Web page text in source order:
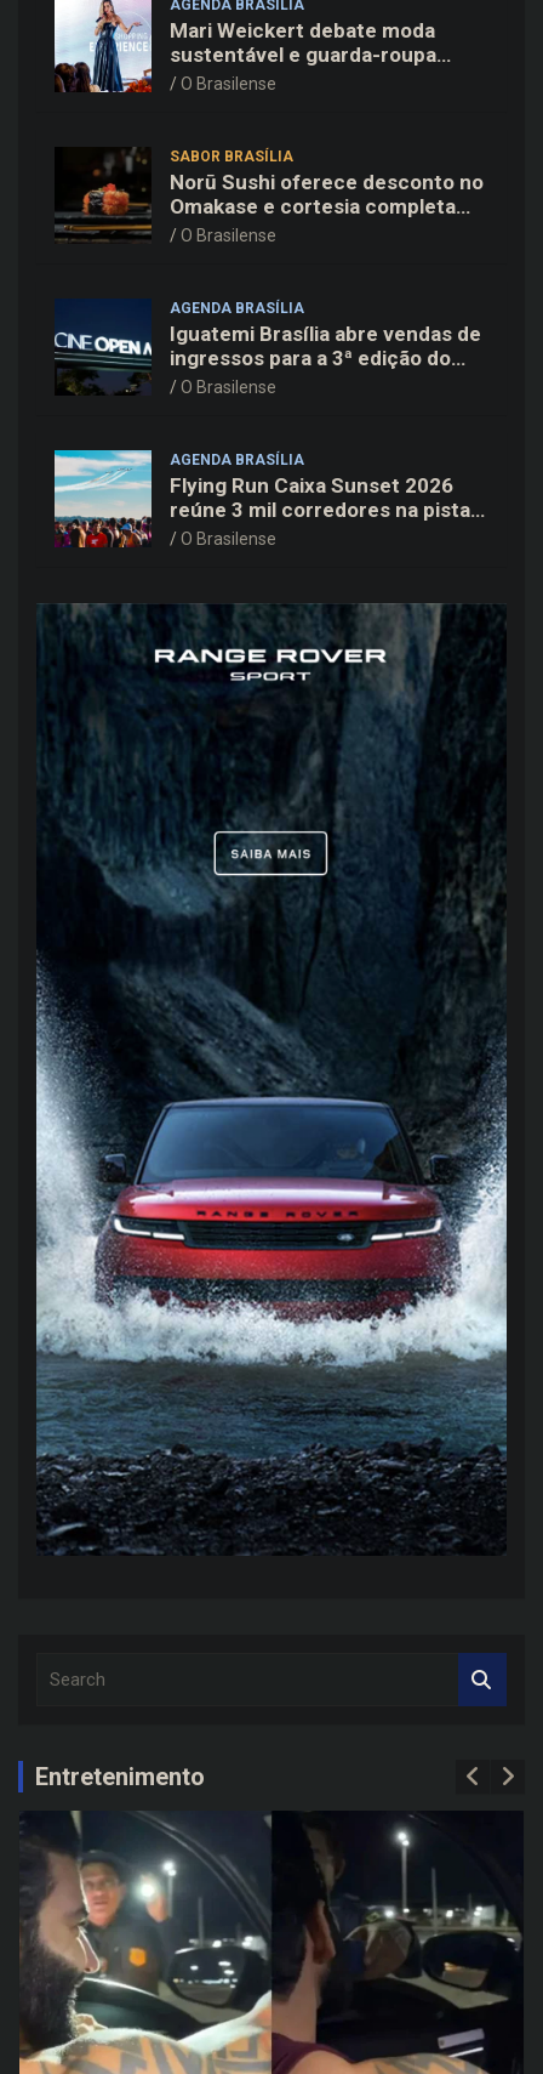
AGENDA BRASÍLIA
Mari Weickert debate moda
sustentável e guarda-roupa
inteligente no ParkShopping
O Brasilense
SABOR BRASÍLIA
Norū Sushi oferece desconto no
Omakase e cortesia completa
para os pais neste domingo
O Brasilense
AGENDA BRASÍLIA
Iguatemi Brasília abre vendas de
ingressos para a 3ª edição do
Cine Open Air
O Brasilense
AGENDA BRASÍLIA
Flying Run Caixa Sunset 2026
reúne 3 mil corredores na pista
do Aeroporto de Brasília neste
O Brasilense
c
Entretenimento